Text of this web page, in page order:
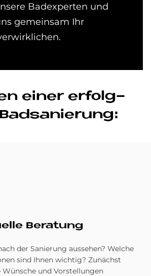
Badexperten und
gemeinsam Ihr
ei­ner er­folg­
Be­ra­tung
der Sanierung aussehen? Welche
sind Ihnen wichtig? Zunächst
und Vorstellungen